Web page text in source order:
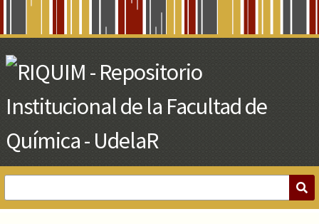
Main
Content